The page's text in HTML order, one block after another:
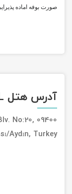
صورت بوفه اماده
آدرس هتل SURTEL
No:20, 09400
Aydın, Turkey